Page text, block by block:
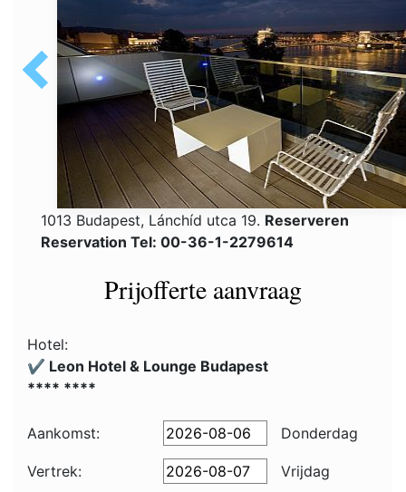
1013 Budapest, Lánchíd utca 19. Reserveren
Reservation Tel: 00-36-1-2279614
Prijofferte aanvraag
Hotel:
✔️ Leon Hotel & Lounge Budapest
**** ****
Aankomst: Donderdag
Vertrek:
Vrijdag